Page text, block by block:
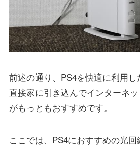
前述の通り、PS4を快適に利用
直接家に引き込んでインターネ
がもっともおすすめです。
ここでは、PS4におすすめの光